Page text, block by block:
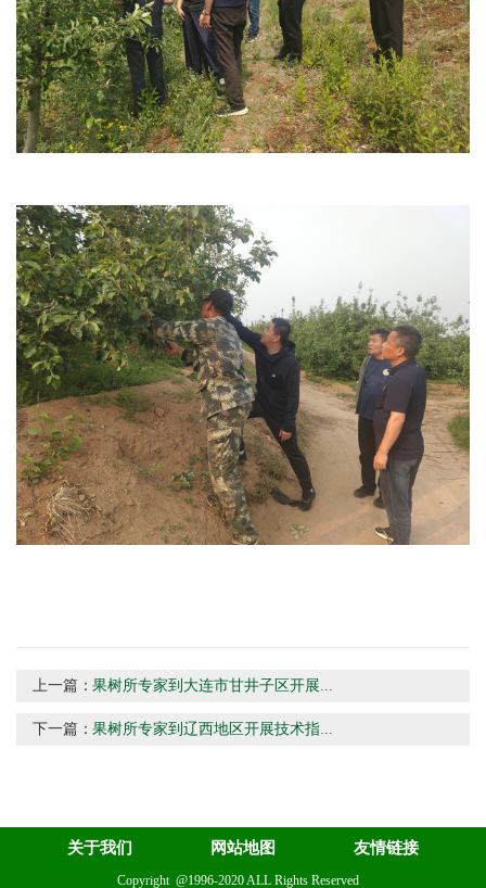
上一篇：果树所专家到大连市甘井子区开展...
下一篇：果树所专家到辽西地区开展技术指...
关于我们 网站地图 友情链接
Copyright @1996-2020 ALL Rights Reserved